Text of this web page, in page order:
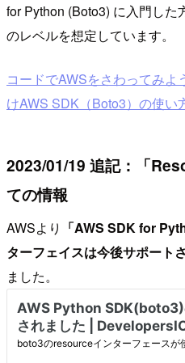
for Python (Boto3) に入門し
のレベルを想定しています。
コードでAWSをさわってみよ
けAWS SDK（Boto3）の使い
2023/01/19 追記：「
ての情報
AWSより 「AWS SDK for
ターフェイスは今後サポート
ました。